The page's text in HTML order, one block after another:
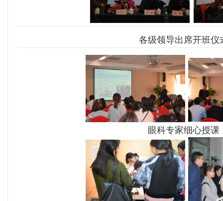
各级领导出席开班仪
眼科专家细心授课